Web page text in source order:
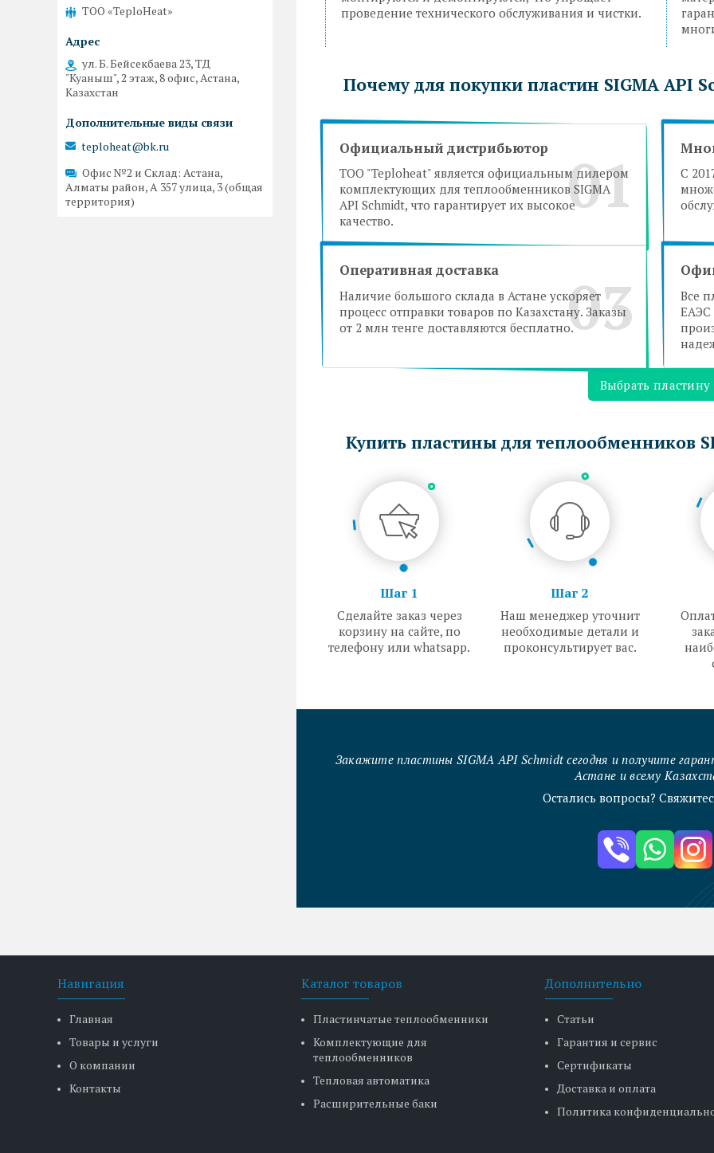
проведение технического обслуживания и чистки.
Почему для покупки пластин SIGMA API
01
Официальный дистрибьютор
ТОО "Teploheat" является официальным дилером
комплектующих для теплообменников SIGMA
API Schmidt, что гарантирует их высокое
качество.
С
03
Оперативная доставка
Наличие большого склада в Астане ускоряет
процесс отправки товаров по Казахстану. Заказы
от 2 млн тенге доставляются бесплатно.
Все
ЕАЭС
Выбрать пластину
Купить пластины для теплообменников
Шаг 1
Сделайте заказ через
корзину на сайте, по
телефону или whatsapp.
Шаг 2
Наш менеджер уточнит
необходимые детали и
проконсультирует вас.
Закажите пластины SIGMA API Schmidt сегодня и получите
Астане и всему
Остались вопросы?
ТОО «TeploHeat»
ул. Б. Бейсекбаева 23, ТД
"Куаныш", 2 этаж, 8 офис, Астана,
Казахстан
teploheat@bk.ru
Офис №2 и Склад Астана,
Алматы район, А 357 улица, 3 (общая
территория)
Навигация
Главная
Товары и услуги
О компании
Контакты
Каталог товаров
Пластинчатые теплообменники
Комплектующие для
теплообменников
Тепловая автоматика
Расширительные баки
Дополнительно
Статьи
Гарантия и сервис
Сертификаты
Доставка и оплата
Политика